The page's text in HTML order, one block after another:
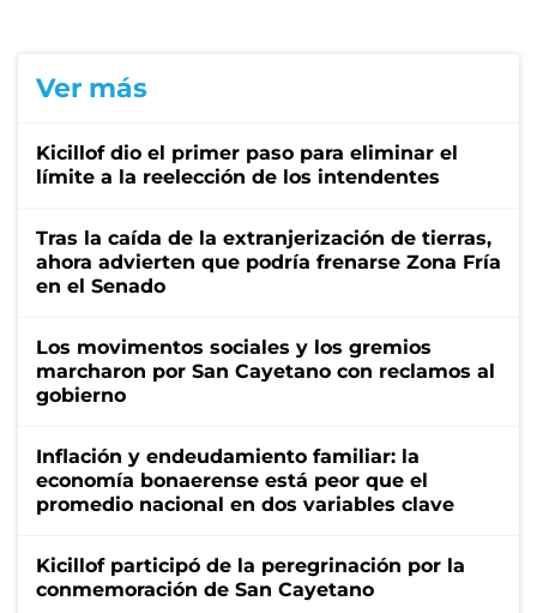
Ver más
Kicillof dio el primer paso para eliminar el
límite a la reelección de los intendentes
Tras la caída de la extranjerización de tierras,
ahora advierten que podría frenarse Zona Fría
en el Senado
Los movimentos sociales y los gremios
marcharon por San Cayetano con reclamos al
gobierno
Inflación y endeudamiento familiar: la
economía bonaerense está peor que el
promedio nacional en dos variables clave
Kicillof participó de la peregrinación por la
conmemoración de San Cayetano